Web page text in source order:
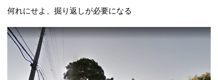
何れにせよ、掘り返しが必要になる